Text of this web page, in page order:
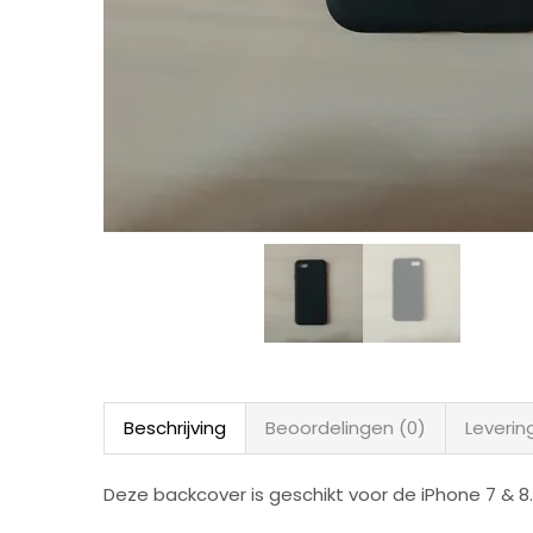
Beschrijving Beoordelingen (0)
Deze backcover is geschikt voor de iPhone 7 & 8.